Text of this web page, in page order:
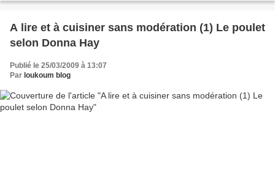
A lire et à cuisiner sans modération (1) Le poulet
selon Donna Hay
Publié le 25/03/2009 à 13:07
Par loukoum blog